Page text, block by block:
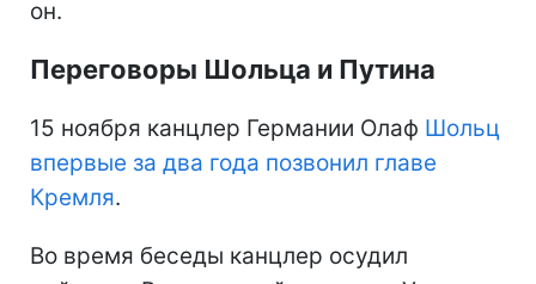
он.
Переговоры Шольца и Путина
15 ноября канцлер Германии Олаф Шольц
впервые за два года позвонил главе
Кремля.
Во время беседы канцлер осудил